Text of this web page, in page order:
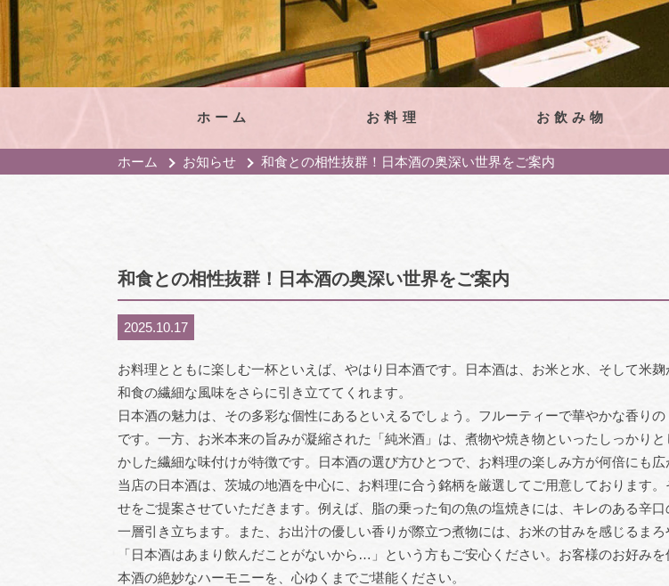
ホーム お料理 お飲み物
ホーム お知らせ 和食との相性抜群！日本酒の奥深い世界をご案内
和食との相性抜群！日本酒の奥深い世界をご案内
2025.10.17
お料理とともに楽しむ一杯といえば、やはり日本酒です。日本酒は、お米と水、そして米
和食の繊細な風味をさらに引き立ててくれます。
日本酒の魅力は、その多彩な個性にあるといえるでしょう。フルーティーで華やかな香り
です。一方、お米本来の旨みが凝縮された「純米酒」は、煮物や焼き物といったしっかり
かした繊細な味付けが特徴です。日本酒の選び方ひとつで、お料理の楽しみ方が何倍にも広
当店の日本酒は、茨城の地酒を中心に、お料理に合う銘柄を厳選してご用意しております
せをご提案させていただきます。例えば、脂の乗った旬の魚の塩焼きには、キレのある辛
一層引き立ちます。また、お出汁の優しい香りが際立つ煮物には、お米の甘みを感じるまろ
「日本酒はあまり飲んだことがないから…」という方もご安心ください。お客様のお好み
本酒の絶妙なハーモニーを、心ゆくまでご堪能ください。